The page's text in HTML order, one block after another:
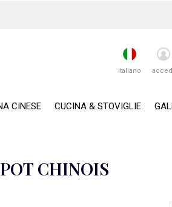
CINESE CUCINA & STOVIGLIE
italiano
CHINOIS